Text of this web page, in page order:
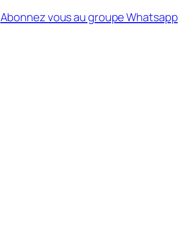
Abonnez vous au groupe Whatsapp